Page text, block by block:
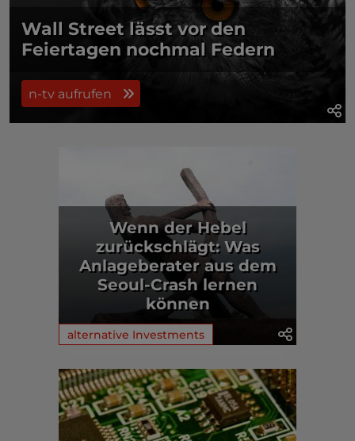
Wall Street lässt vor den
Feiertagen nochmal Federn
n-tv aufrufen
Wenn der Hebel
zurückschlägt: Was
Anlageberater aus dem
Seoul-Crash lernen
können
alternative Investments